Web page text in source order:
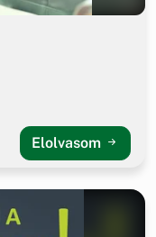
Elolvasom